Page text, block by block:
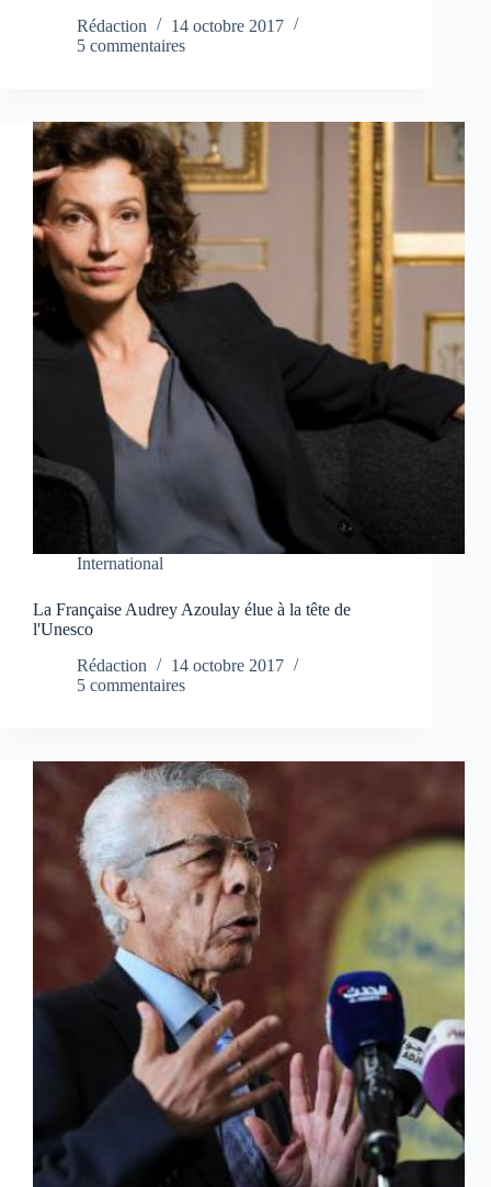
Rédaction
14 octobre 2017
5 commentaires
International
La Française Audrey Azoulay élue à la tête de
l'Unesco
Rédaction
14 octobre 2017
5 commentaires